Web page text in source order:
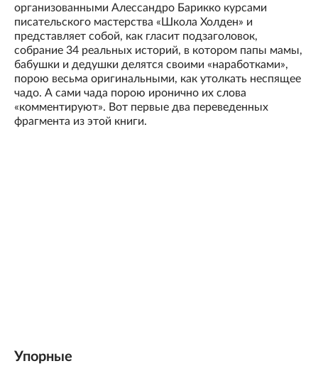
организованными Алессандро Барикко курсами
писательского мастерства «Школа Холден» и
представляет собой, как гласит подзаголовок,
собрание 34 реальных историй, в котором папы мамы,
бабушки и дедушки делятся своими «наработками»,
порою весьма оригинальными, как утолкать неспящее
чадо. А сами чада порою иронично их слова
«комментируют». Вот первые два переведенных
фрагмента из этой книги.
Упорные